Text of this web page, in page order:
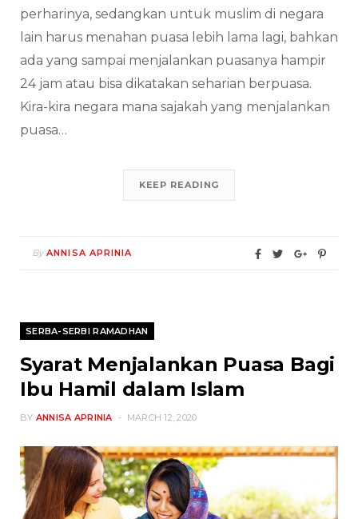
perharinya, sedangkan untuk muslim di negara
lain harus menahan puasa lebih lama lagi, bahkan
ada yang sampai menjalankan puasanya hampir
24 jam atau bisa dikatakan seharian berpuasa.
Kira-kira negara mana sajakah yang menjalankan
puasa…
KEEP READING
By ANNISA APRINIA
SERBA-SERBI RAMADHAN
Syarat Menjalankan Puasa Bagi
Ibu Hamil dalam Islam
BY ANNISA APRINIA MARCH 12, 2020